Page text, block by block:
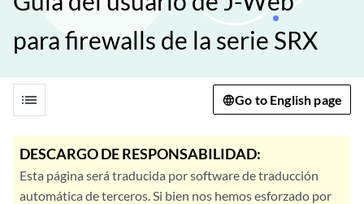
para firewalls de la serie SRX
list Go to English page
DESCARGO DE RESPONSABILIDAD:
Esta página será traducida por software de traducción
automática de terceros. Si bien nos hemos esforzado por